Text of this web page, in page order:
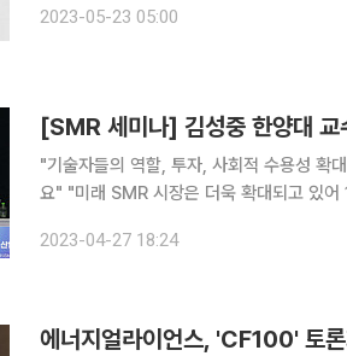
2023-05-23 05:00
"기술자들의 역할, 투자, 사회적 수용성 확
요" "미래 SMR 시장은 더욱 확대되고 있어 1000조 원 이상으로 예상되는데, 이젠 이 시장을 어떻
의소 의원회의실에서 ‘세계 원전 개발 동향
2023-04-27 18:24
에너지얼라이언스, 'CF100' 토